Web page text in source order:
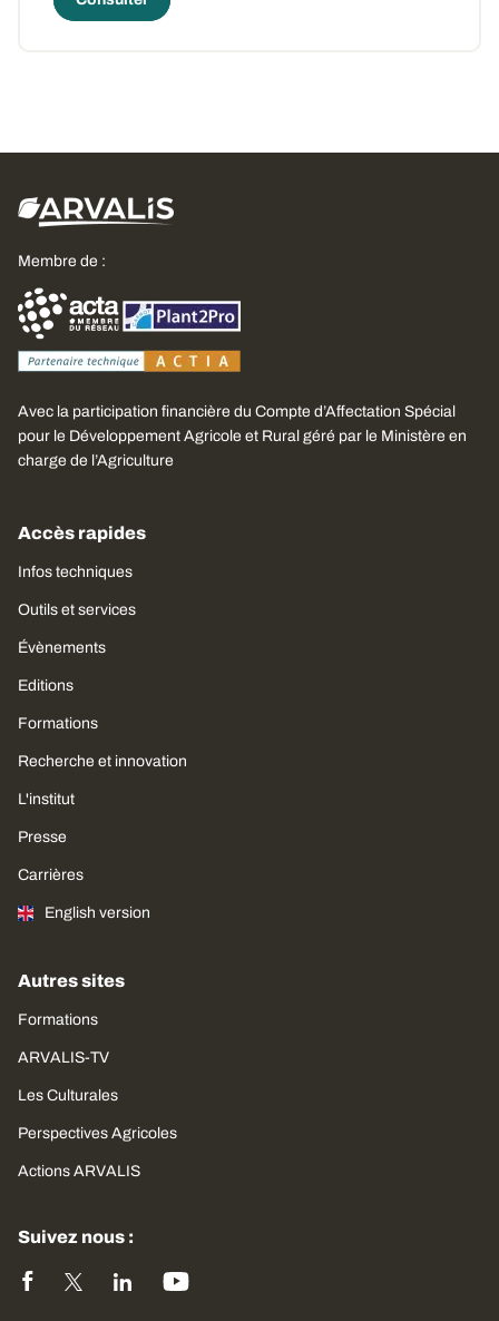
Membre de :
Avec la participation financière du Compte d’Affectation Spécial
pour le Développement Agricole et Rural géré par le Ministère en
charge de l’Agriculture
Accès rapides
Infos techniques
Outils et services
Évènements
Editions
Formations
Recherche et innovation
L'institut
Presse
Carrières
English version
Autres sites
Formations
ARVALIS-TV
Les Culturales
Perspectives Agricoles
Actions ARVALIS
Suivez nous :